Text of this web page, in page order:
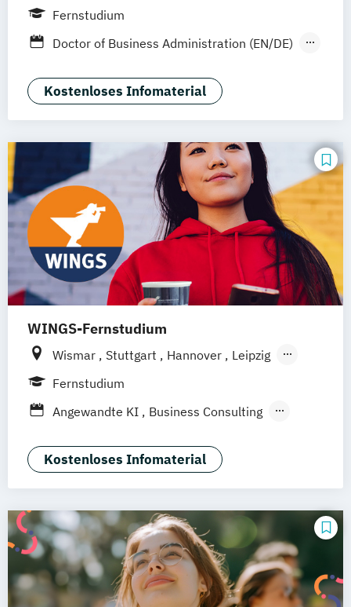
Dortmund (Unna)
Treuchtlingen Nürnberg
München (Ismaning)
Fernstudium
Doctor of Business Administration (EN/DE)
Master of Business Administration -
Master of Business Administration -
Wirtschaftspsychologie (EN/DE)
Kostenloses Infomaterial
WINGS-Fernstudium
Wismar Stuttgart Hannover
Leipzig
Frankfurt am Main
Nürnberg
Fernstudium
Angewandte KI
Business Consulting
Gesundheitsmanagement
Human Resource Management
Kostenloses Infomaterial